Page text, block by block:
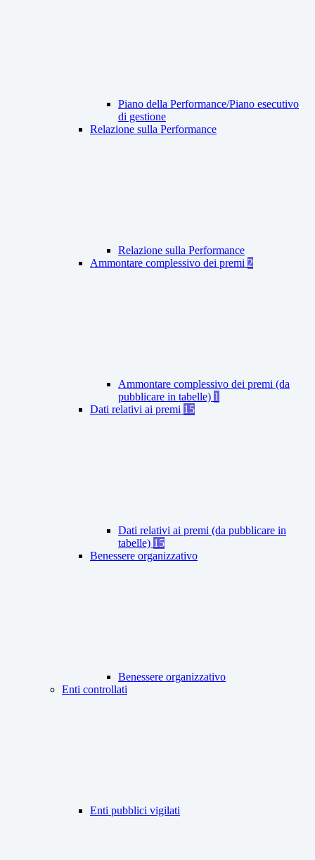
Piano della Performance/Piano esecutivo
di gestione
Relazione sulla Performance
Relazione sulla Performance
Ammontare complessivo dei premi 2
Ammontare complessivo dei premi (da
pubblicare in tabelle) 1
Dati relativi ai premi 15
Dati relativi ai premi (da pubblicare in
tabelle) 15
Benessere organizzativo
Benessere organizzativo
Enti controllati
Enti pubblici vigilati